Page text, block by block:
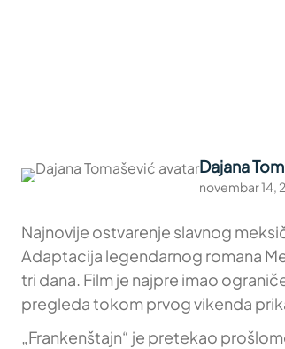
Dajana
novembar 14,
Najnovije ostvarenje slavnog
Adaptacija legendarnog romana
tri dana. Film je najpre imao
pregleda tokom prvog vikenda
„Frankenštajn“ je pretekao